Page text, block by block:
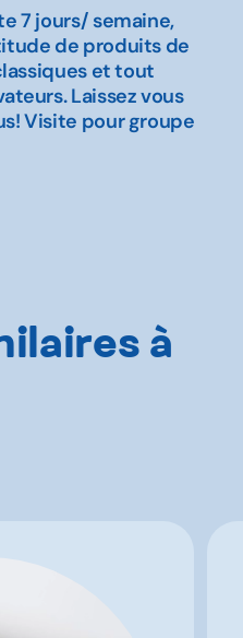
7 jours/ semaine,
de produits de
et tout
Laissez vous
Visite pour groupe
à